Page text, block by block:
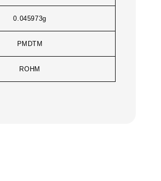
0.045973g
PMDTM
ROHM